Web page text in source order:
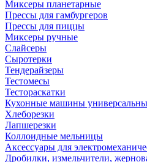
Миксеры планетарные
Прессы для гамбургеров
Прессы для пиццы
Миксеры ручные
Слайсеры
Сыротерки
Тендерайзеры
Тестомесы
Тестораскатки
Кухонные машины
Хлеборезки
Лапшерезки
Коллоидные мельницы
Аксессуары для
Дробилки, измельчители,